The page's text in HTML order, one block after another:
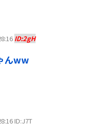
ID:2gH
んww
ID:J7T